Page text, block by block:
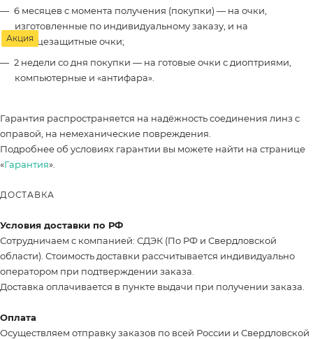
Акция
6 месяцев с момента получения (покупки) — на очки,
изготовленные по индивидуальному заказу, и на
солнцезащитные очки;
2 недели со дня покупки — на готовые очки с диоптриями,
компьютерные и «антифара».
Гарантия распространяется на надёжность соединения линз с
оправой, на немеханические повреждения.
Подробнее об условиях гарантии вы можете найти на странице
«Гарантия».
ДОСТАВКА
Условия доставки по РФ
Сотрудничаем с компанией: СДЭК (По РФ и Свердловской
области). Стоимость доставки рассчитывается индивидуально
оператором при подтверждении заказа.
Доставка оплачивается в пункте выдачи при получении заказа.
Оплата
Осуществляем отправку заказов по всей России и Свердловской